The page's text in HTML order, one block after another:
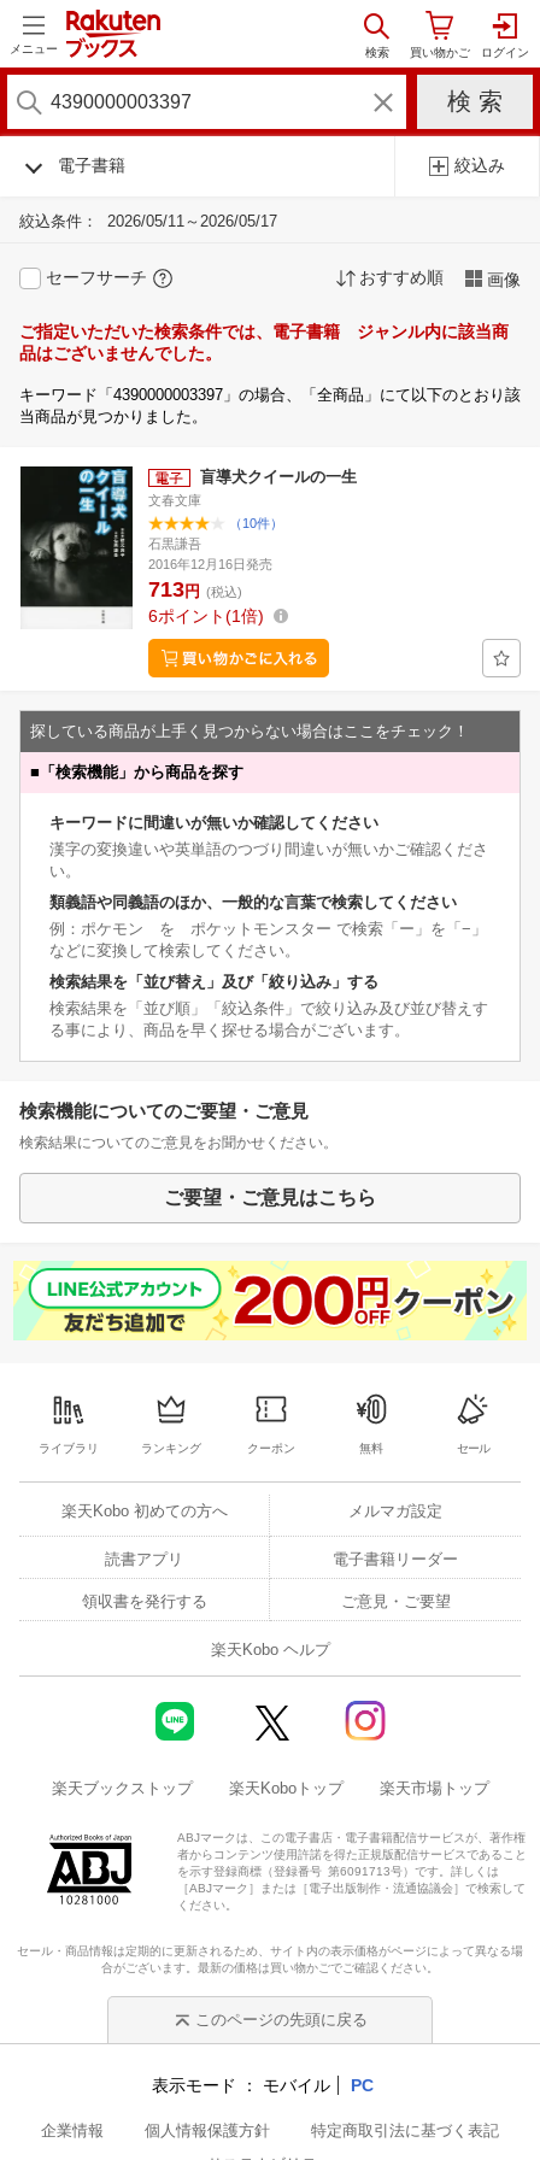
メニュー
電子書籍 絞込み
絞込条件： 2026/05/11～2026/05/17
セーフサーチ おすすめ順 画像
ご指定いただいた検索条件では、電子書籍 ジャンル内に該当商
品はございませんでした。
キーワード「4390000003397」の場合、「全商品」にて以下のとおり該
当商品が見つかりました。
盲導犬クイールの一生
文春文庫
（10件）
石黒謙吾
2016年12月16日発売
713円 (税込)
6ポイント 1倍
探している商品が上手く見つからない場合はここをチェック！
■ 「検索機能」から商品を探す
キーワードに間違いが無いか確認してください
漢字の変換違いや英単語のつづり間違いが無いかご確認くださ
い。
類義語や同義語のほか、一般的な言葉で検索してください
例：ポケモン を ポケットモンスター で検索「ー」を「−」
などに変換して検索してください。
検索結果を「並び替え」及び「絞り込み」する
検索結果を「並び順」「絞込条件」で絞り込み及び並び替えす
る事により、商品を早く探せる場合がございます。
検索機能についてのご要望・ご意見
検索結果についてのご意見をお聞かせください。
ご要望・ご意見はこちら
ライブラリ ランキング クーポン 無料 セール
楽天Kobo 初めての方へ メルマガ設定
読書アプリ 電子書籍リーダー
領収書を発行する ご意見・ご要望
楽天Kobo ヘルプ
楽天ブックストップ 楽天Koboトップ 楽天市場トップ
ABJマークは、この電子書店・電子書籍配信サービスが、著作権
者からコンテンツ使用許諾を得た正規版配信サービスであること
を示す登録商標（登録番号 第6091713号）です。詳しくは
［ABJマーク］または［電子出版制作・流通協議会］で検索して
ください。
セール・商品情報は定期的に更新されるため、サイト内の表示価格がページによって異なる場
合がございます。最新の価格は買い物かごでご確認ください。
このページの先頭に戻る
表示モード モバイル PC
企業情報 個人情報保護方針
特定商取引法に基づく表記